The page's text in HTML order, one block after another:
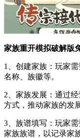
家族重开模拟破解版
1、创建家族：玩家
名称、族徽等。
2、家族发展：通过
方式，推动家族的发
3、族谱填写：玩家
家族族谱，以记录家